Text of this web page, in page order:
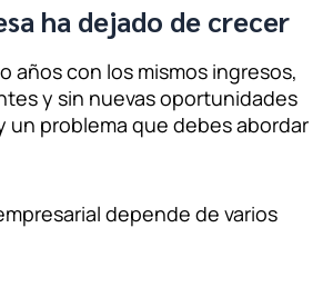
ha dejado de crecer
años con los mismos ingresos,
y sin nuevas oportunidades
un problema que debes abordar
depende de varios